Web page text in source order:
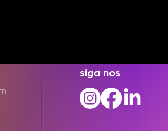
siga nos